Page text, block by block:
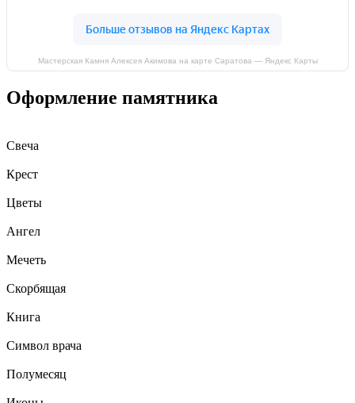
Мастерская Камня Алексея Акимова на карте Саратова — Яндекс Карты
Оформление памятника
Свеча
Крест
Цветы
Ангел
Мечеть
Скорбящая
Книга
Символ врача
Полумесяц